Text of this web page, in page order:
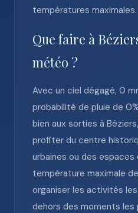
températures maximales.
Que faire à
météo ?
Avec un ciel dégagé, 0
probabilité de pluie de
bien aux sorties à
profiter du centre
urbaines ou des espaces
température maximale
organiser les activités
dehors des moments les